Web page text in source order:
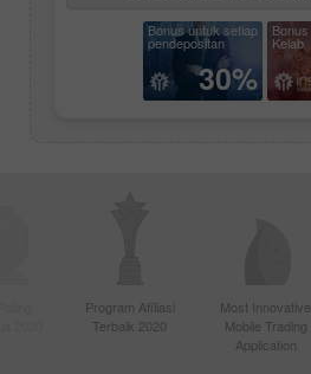
Bonus untuk setiap
pendepositan
30%
Bonus
Kelab
Program Afiliasi
Terbaik 2020
Most Innovative
Mobile Trading
Application